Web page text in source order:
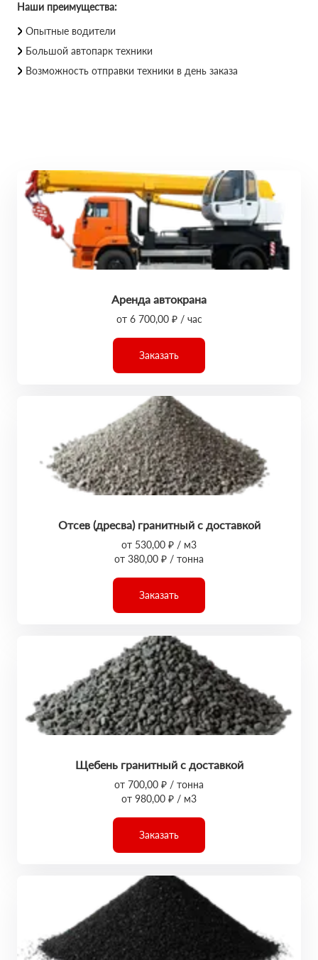
Наши преимущества:
Опытные водители
Большой автопарк техники
Возможность отправки техники в день заказа
Аренда автокрана
от 6 700,00 ₽ / час
Заказать
Отсев (дресва) гранитный с доставкой
от 530,00 ₽ / м3
от 380,00 ₽ / тонна
Заказать
Щебень гранитный с доставкой
от 700,00 ₽ / тонна
от 980,00 ₽ / м3
Заказать